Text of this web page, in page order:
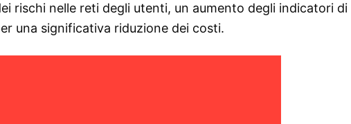
rischi nelle reti degli utenti, un aumento degli indicatori di
una significativa riduzione dei costi.